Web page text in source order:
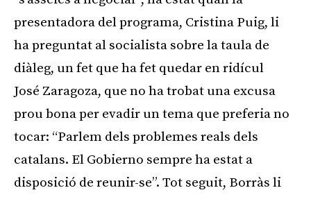
presentadora del programa, Cristina Puig, li
ha preguntat al socialista sobre la taula de
diàleg, un fet que ha fet quedar en ridícul
José Zaragoza, que no ha trobat una excusa
prou bona per evadir un tema que preferia no
tocar: “Parlem dels problemes reals dels
catalans. El Gobierno sempre ha estat a
disposició de reunir-se”. Tot seguit, Borràs li